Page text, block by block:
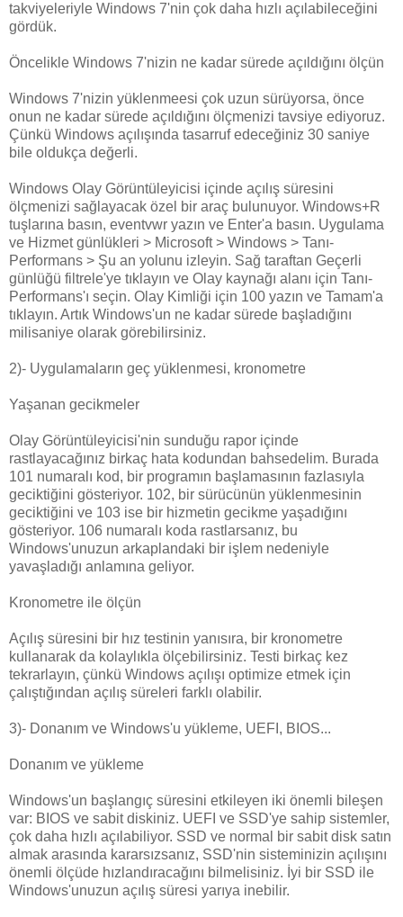
takviyeleriyle Windows 7'nin çok daha hızlı açılabileceğini
gördük.
Öncelikle Windows 7'nizin ne kadar sürede açıldığını ölçün
Windows 7'nizin yüklenmeesi çok uzun sürüyorsa, önce
onun ne kadar sürede açıldığını ölçmenizi tavsiye ediyoruz.
Çünkü Windows açılışında tasarruf edeceğiniz 30 saniye
bile oldukça değerli.
Windows Olay Görüntüleyicisi içinde açılış süresini
ölçmenizi sağlayacak özel bir araç bulunuyor. Windows+R
tuşlarına basın, eventvwr yazın ve Enter'a basın. Uygulama
ve Hizmet günlükleri > Microsoft > Windows > Tanı-
Performans > Şu an yolunu izleyin. Sağ taraftan Geçerli
günlüğü filtrele'ye tıklayın ve Olay kaynağı alanı için Tanı-
Performans'ı seçin. Olay Kimliği için 100 yazın ve Tamam'a
tıklayın. Artık Windows'un ne kadar sürede başladığını
milisaniye olarak görebilirsiniz.
2)- Uygulamaların geç yüklenmesi, kronometre
Yaşanan gecikmeler
Olay Görüntüleyicisi'nin sunduğu rapor içinde
rastlayacağınız birkaç hata kodundan bahsedelim. Burada
101 numaralı kod, bir programın başlamasının fazlasıyla
geciktiğini gösteriyor. 102, bir sürücünün yüklenmesinin
geciktiğini ve 103 ise bir hizmetin gecikme yaşadığını
gösteriyor. 106 numaralı koda rastlarsanız, bu
Windows'unuzun arkaplandaki bir işlem nedeniyle
yavaşladığı anlamına geliyor.
Kronometre ile ölçün
Açılış süresini bir hız testinin yanısıra, bir kronometre
kullanarak da kolaylıkla ölçebilirsiniz. Testi birkaç kez
tekrarlayın, çünkü Windows açılışı optimize etmek için
çalıştığından açılış süreleri farklı olabilir.
3)- Donanım ve Windows'u yükleme, UEFI, BIOS...
Donanım ve yükleme
Windows'un başlangıç süresini etkileyen iki önemli bileşen
var: BIOS ve sabit diskiniz. UEFI ve SSD'ye sahip sistemler,
çok daha hızlı açılabiliyor. SSD ve normal bir sabit disk satın
almak arasında kararsızsanız, SSD'nin sisteminizin açılışını
önemli ölçüde hızlandıracağını bilmelisiniz. İyi bir SSD ile
Windows'unuzun açılış süresi yarıya inebilir.